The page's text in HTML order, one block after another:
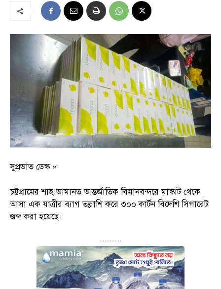
সুপ্রভাত ডেস্ক »
চট্টগ্রামের শাহ আমানত আন্তর্জাতিক বিমানবন্দরে মাস্কাট থেকে
আসা এক যাত্রীর ব্যাগ তল্লাশি করে ৩০০ কার্টন বিদেশি সিগারেট
জব্দ করা হয়েছে।
---------